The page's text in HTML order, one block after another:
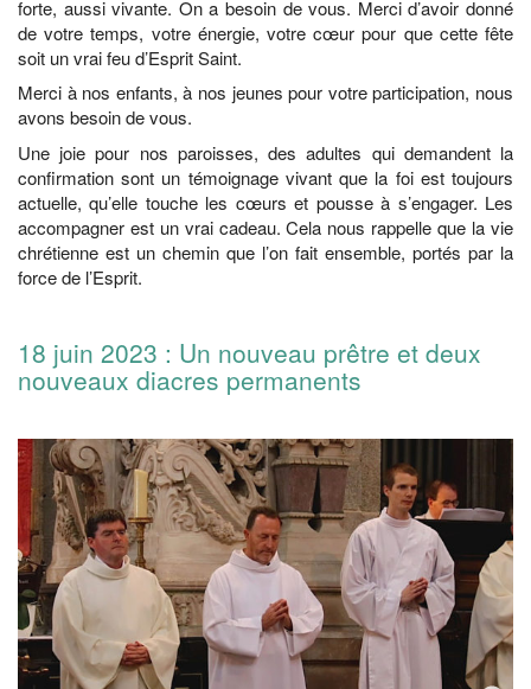
forte, aussi vivante. On a besoin de vous. Merci d’avoir donné
de votre temps, votre énergie, votre cœur pour que cette fête
soit un vrai feu d’Esprit Saint.
Merci à nos enfants, à nos jeunes pour votre participation, nous
avons besoin de vous.
Une joie pour nos paroisses, des adultes qui demandent la
confirmation sont un témoignage vivant que la foi est toujours
actuelle, qu’elle touche les cœurs et pousse à s’engager. Les
accompagner est un vrai cadeau. Cela nous rappelle que la vie
chrétienne est un chemin que l’on fait ensemble, portés par la
force de l’Esprit.
18 juin 2023 : Un nouveau prêtre et deux
nouveaux diacres permanents